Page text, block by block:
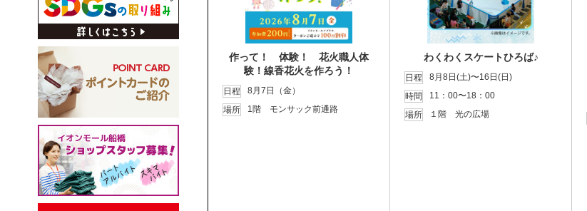
作って！ 体験！ 花火職人体
験！線香花火を作ろう！
日程
8月7日（金）
場所
1階 モンサック前通路
わくわくスケートひろば♪
日程
8月8日(土)〜16日(日)
時間
11：00〜18：00
場所
１階 光の広場